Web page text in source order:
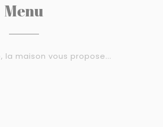
Menu
la maison vous propose...